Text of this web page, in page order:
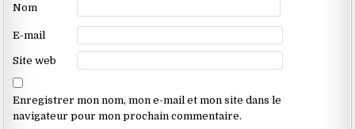
Nom
E-mail
Site web
Enregistrer mon nom, mon e-mail et mon site dans le
navigateur pour mon prochain commentaire.